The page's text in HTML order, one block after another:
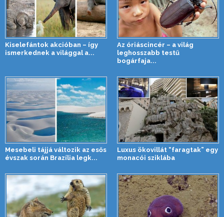
Kiselefántok akcióban – így
ismerkednek a világgal a...
Az óriáscincér – a világ
leghosszabb testű
bogárfaja...
Mesebeli tájjá változik az esős
évszak során Brazília legk...
Luxus ökovillát “faragtak” egy
monacói sziklába